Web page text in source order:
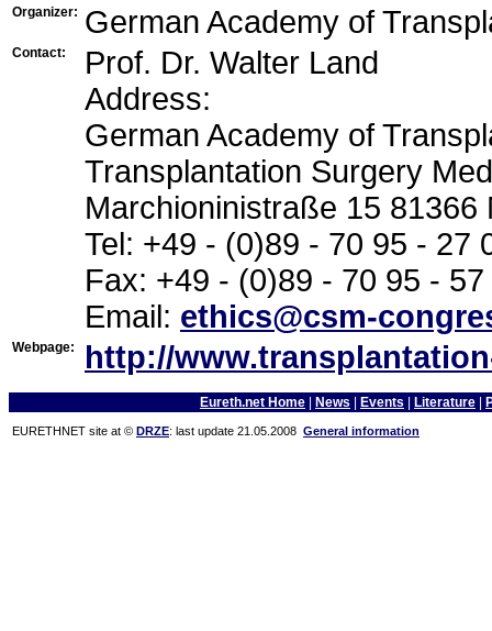
Organizer: German Academy of
Contact:
Prof. Dr. Walter Land
Address:
German Academy of
Transplantation Surgery
Marchioninistraße 15 81366
Tel: +49 - (0)89 - 70 95 - 27
Fax: +49 - (0)89 - 70 95 - 57
Email: ethics@csm-
Webpage: http://
Eureth.net Home | News | Events | Literature |
EURETHNET site at © DRZE: last update 21.05.2008 General information